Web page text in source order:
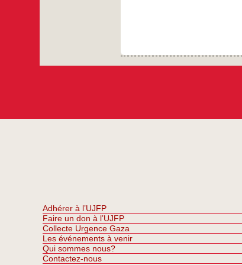
Adhérer à l’UJFP
Faire un don à l’UJFP
Collecte Urgence Gaza
Les événements à venir
Qui sommes nous?
Contactez-nous